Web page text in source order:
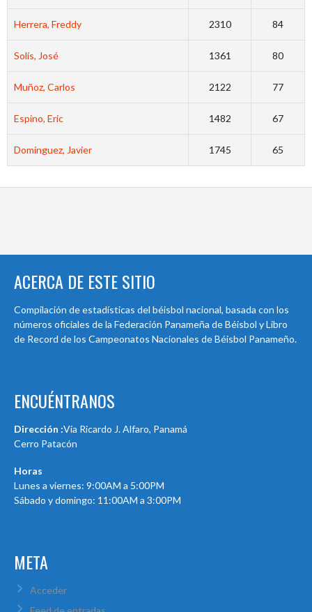
Herrera, Freddy 2310 84
Solís, José 1361 80
Muñoz, Carlos 2122 77
Espino, Eric 1482 67
Domínguez, Javier 1745 65
ACERCA DE ESTE SITIO
Compilación de estadísticas del béisbol nacional, basada con los
números oficiales de la Federación Panameña de Béisbol y Libro
de Record de los Campeonatos Nacionales de Béisbol Panameño.
ENCUÉNTRANOS
Dirección :Via Ricardo J. Alfaro, Panamá
Cerro Patacón
Horas
Lunes a viernes: 9:00AM a 5:00PM
Sábado y domingo: 11:00AM a 3:00PM
META
Acceder